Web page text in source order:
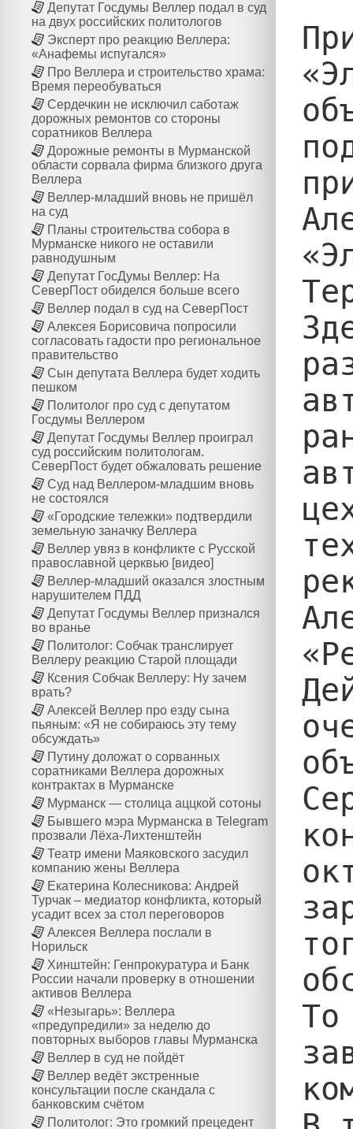
Депутат Госдумы Веллер подал в суд
на двух российских политологов
Эксперт про реакцию Веллера:
«Анафемы испугался»
Про Веллера и строительство храма:
Время переобуваться
Сердечкин не исключил саботаж
дорожных ремонтов со стороны
соратников Веллера
Дорожные ремонты в Мурманской
области сорвала фирма близкого друга
Веллера
Веллер-младший вновь не пришёл
на суд
Планы строительства собора в
Мурманске никого не оставили
равнодушным
Депутат ГосДумы Веллер: На
СеверПост обиделся больше всего
Веллер подал в суд на СеверПост
Алексея Борисовича попросили
согласовать гадости про региональное
правительство
Сын депутата Веллера будет ходить
пешком
Политолог про суд с депутатом
Госдумы Веллером
Депутат Госдумы Веллер проиграл
суд российским политологам.
СеверПост будет обжаловать решение
Суд над Веллером-младшим вновь
не состоялся
«Городские тележки» подтвердили
земельную заначку Веллера
Веллер увяз в конфликте с Русской
православной церквью [видео]
Веллер-младший оказался злостным
нарушителем ПДД
Депутат Госдумы Веллер признался
во вранье
Политолог: Собчак транслирует
Веллеру реакцию Старой площади
Ксения Собчак Веллеру: Ну зачем
врать?
Алексей Веллер про езду сына
пьяным: «Я не собираюсь эту тему
обсуждать»
Путину доложат о сорванных
соратниками Веллера дорожных
контрактах в Мурманске
Мурманск — столица аццкой сотоны
Бывшего мэра Мурманска в Telegram
прозвали Лёха-Лихтенштейн
Театр имени Маяковского засудил
компанию жены Веллера
Екатерина Колесникова: Андрей
Турчак – медиатор конфликта, который
усадит всех за стол переговоров
Алексея Веллера послали в
Норильск
Хинштейн: Генпрокуратура и Банк
России начали проверку в отношении
активов Веллера
«Незыгарь»: Веллера
«предупредили» за неделю до
повторных выборов главы Мурманска
Веллер в суд не пойдёт
Веллер ведёт экстренные
консультации после скандала с
банковским счётом
Политолог: Это громкий прецедент
То